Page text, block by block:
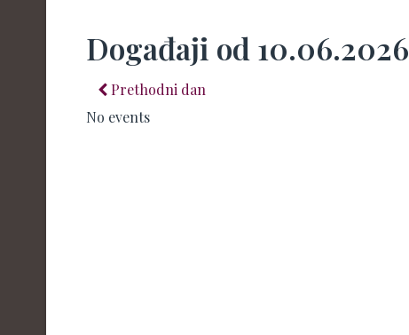
Događaji od 10.06.2026
Prethodni dan
No events